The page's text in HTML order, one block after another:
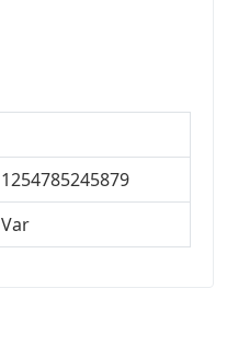
1254785245879
Var